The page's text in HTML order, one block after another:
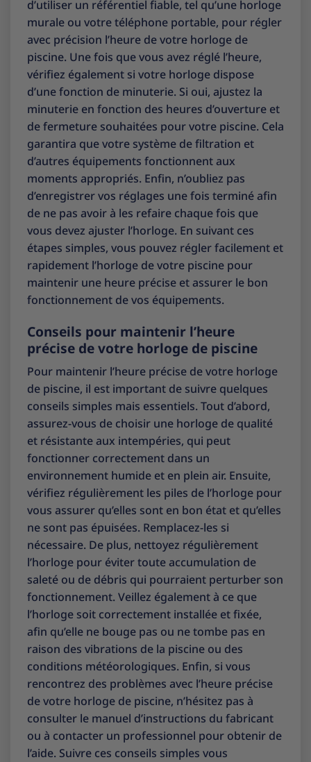
d’utiliser un référentiel fiable, tel qu’une horloge
murale ou votre téléphone portable, pour régler
avec précision l’heure de votre horloge de
piscine. Une fois que vous avez réglé l’heure,
vérifiez également si votre horloge dispose
d’une fonction de minuterie. Si oui, ajustez la
minuterie en fonction des heures d’ouverture et
de fermeture souhaitées pour votre piscine. Cela
garantira que votre système de filtration et
d’autres équipements fonctionnent aux
moments appropriés. Enfin, n’oubliez pas
d’enregistrer vos réglages une fois terminé afin
de ne pas avoir à les refaire chaque fois que
vous devez ajuster l’horloge. En suivant ces
étapes simples, vous pouvez régler facilement et
rapidement l’horloge de votre piscine pour
maintenir une heure précise et assurer le bon
fonctionnement de vos équipements.
Conseils pour maintenir l’heure
précise de votre horloge de piscine
Pour maintenir l’heure précise de votre horloge
de piscine, il est important de suivre quelques
conseils simples mais essentiels. Tout d’abord,
assurez-vous de choisir une horloge de qualité
et résistante aux intempéries, qui peut
fonctionner correctement dans un
environnement humide et en plein air. Ensuite,
vérifiez régulièrement les piles de l’horloge pour
vous assurer qu’elles sont en bon état et qu’elles
ne sont pas épuisées. Remplacez-les si
nécessaire. De plus, nettoyez régulièrement
l’horloge pour éviter toute accumulation de
saleté ou de débris qui pourraient perturber son
fonctionnement. Veillez également à ce que
l’horloge soit correctement installée et fixée,
afin qu’elle ne bouge pas ou ne tombe pas en
raison des vibrations de la piscine ou des
conditions météorologiques. Enfin, si vous
rencontrez des problèmes avec l’heure précise
de votre horloge de piscine, n’hésitez pas à
consulter le manuel d’instructions du fabricant
ou à contacter un professionnel pour obtenir de
l’aide. Suivre ces conseils simples vous